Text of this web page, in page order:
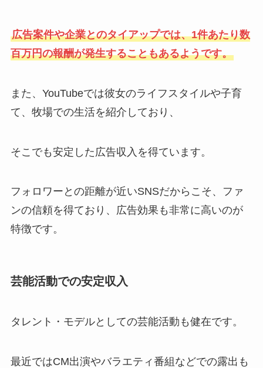
広告案件や企業とのタイアップでは、1件あたり数
百万円の報酬が発生することもあるようです。
また、YouTubeでは彼女のライフスタイルや子育
て、牧場での生活を紹介しており、
そこでも安定した広告収入を得ています。
フォロワーとの距離が近いSNSだからこそ、ファ
ンの信頼を得ており、広告効果も非常に高いのが
特徴です。
芸能活動での安定収入
タレント・モデルとしての芸能活動も健在です。
最近ではCM出演やバラエティ番組などでの露出も